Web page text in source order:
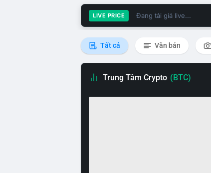
LIVE PRICE Đang tải giá live...
Tất cả Văn bản
Trung Tâm Crypto (BTC)